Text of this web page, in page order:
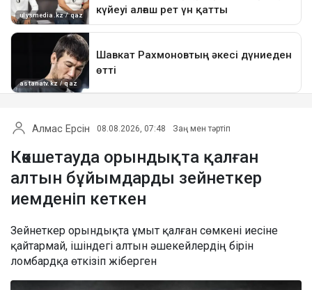
Алмас Ерсін 08.08.2026, 07:48 Заң мен тәртіп
Көкшетауда орындықта қалған
алтын бұйымдарды зейнеткер
иемденіп кеткен
Зейнеткер орындықта ұмыт қалған сөмкені иесіне
қайтармай, ішіндегі алтын әшекейлердің бірін
ломбардқа өткізіп жіберген